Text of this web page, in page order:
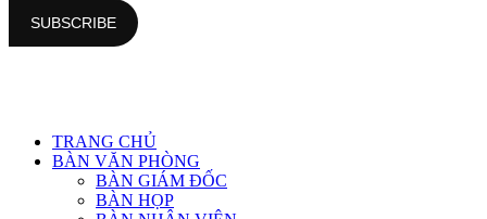
TRANG CHỦ
BÀN VĂN PHÒNG
BÀN GIÁM ĐỐC
BÀN HỌP